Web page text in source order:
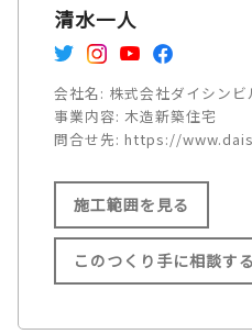
清水一人
会社名: 株式会社ダイシンビ
事業内容: 木造新築住宅
問合せ先: https://
施工範囲を見る
施工範囲
このつくり手に相談する